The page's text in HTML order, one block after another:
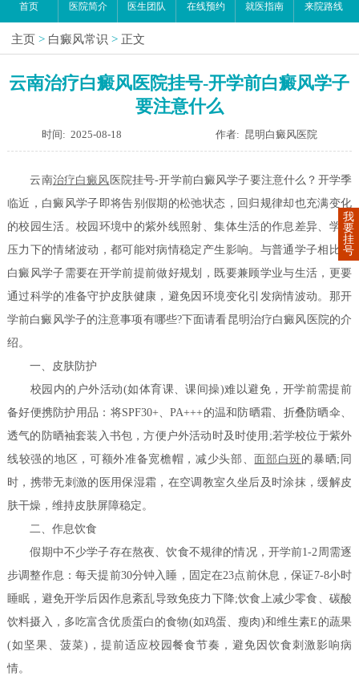
首页 医院简介 医生团队 在线预约 就医指南 来院路线
主页 > 白癜风常识 > 正文
云南治疗白癜风医院挂号-开学前白癜风学子
要注意什么
时间: 2025-08-18 作者: 昆明白癜风医院
云南治疗白癜风 医院挂号-开学前白癜风学子要注意什么？开学季
临近，白癜风学子即将告别假期的松弛状态，回归规律却也充满变化
的校园生活。校园环境中的紫外线照射、集体生活的作息差异、学业
压力下的情绪波动，都可能对病情稳定产生影响。与普通学子相比，
白癜风学子需要在开学前提前做好规划，既要兼顾学业与生活，更要
通过科学的准备守护皮肤健康，避免因环境变化引发病情波动。那开
学前白癜风学子的注意事项有哪些?下面请看昆明治疗白癜风医院的介
绍。
一、皮肤防护
校园内的户外活动(如体育课、课间操)难以避免，开学前需提前
备好便携防护用品：将SPF30+、PA+++的温和防晒霜、折叠防晒伞、
透气的防晒袖套装入书包，方便户外活动时及时使用;若学校位于紫外
线较强的地区，可额外准备宽檐帽，减少头部、 面部白斑 的暴晒;同
时，携带无刺激的医用保湿霜，在空调教室久坐后及时涂抹，缓解皮
肤干燥，维持皮肤屏障稳定。
二、作息饮食
假期中不少学子存在熬夜、饮食不规律的情况，开学前1-2周需逐
步调整作息：每天提前30分钟入睡，固定在23点前休息，保证7-8小时
睡眠，避免开学后因作息紊乱导致免疫力下降;饮食上减少零食、碳酸
饮料摄入，多吃富含优质蛋白的食物(如鸡蛋、瘦肉)和维生素E的蔬果
(如坚果、菠菜)，提前适应校园餐食节奏，避免因饮食刺激影响病
情。
我
要
挂
号